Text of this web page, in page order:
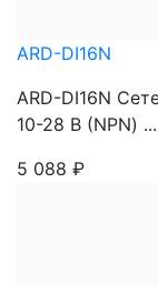
ARD-DI16N
ARD-DI16N
10-28 В (NPN) ...
5 088 ₽